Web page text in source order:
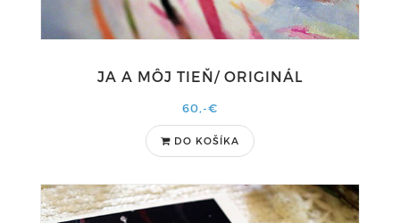
JA A MÔJ TIEŇ/ ORIGINÁL
60,-€
DO KOŠÍKA